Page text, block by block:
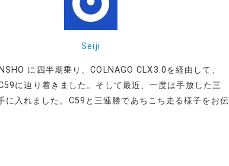
Seiji
に四半期乗り、COLNAGO CLX3.0を経由して、
に辿り着きました。そして最近、一度は手放した三
に入れました。C59と三連勝であちこち走る様子をお伝